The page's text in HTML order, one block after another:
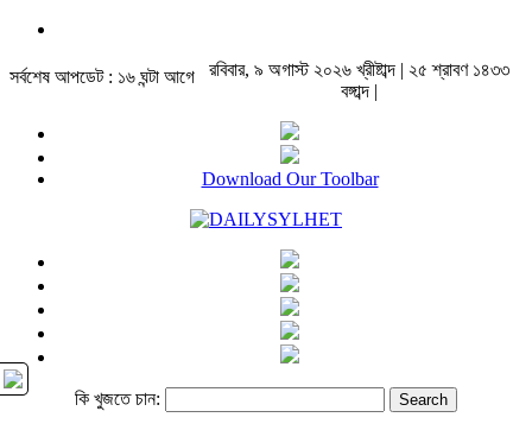
সর্বশেষ আপডেট : ১৬ ঘন্টা আগে
রবিবার, ৯ অগাস্ট ২০২৬ খ্রীষ্টাব্দ | ২৫ শ্রাবণ ১৪৩৩
বঙ্গাব্দ |
Download Our Toolbar
কি খুজতে চান: